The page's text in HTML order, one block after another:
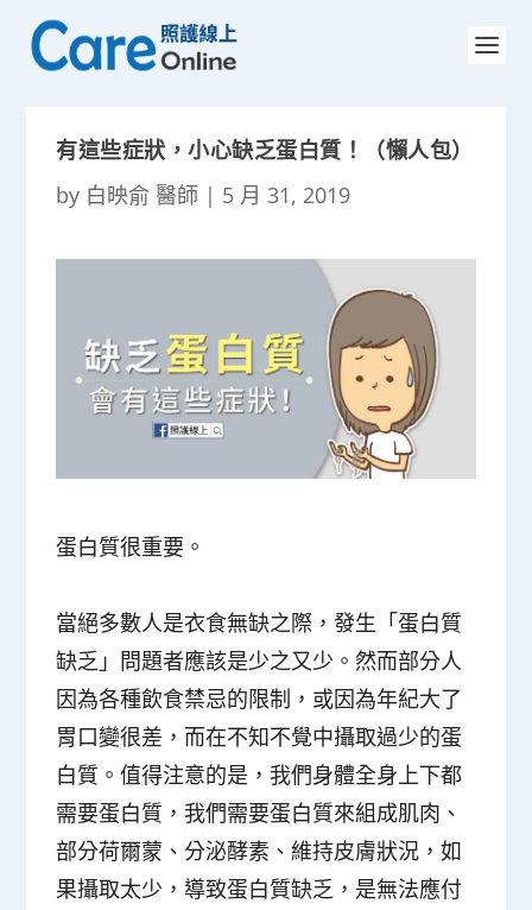
有這些症狀，小心缺乏蛋白質！（懶人包）
by 白映俞 醫師 | 5 月 31, 2019
蛋白質很重要。
當絕多數人是衣食無缺之際，發生「蛋白質
缺乏」問題者應該是少之又少。然而部分人
因為各種飲食禁忌的限制，或因為年紀大了
胃口變很差 ，而在不知不覺中攝取過少的蛋
白質。值得注意的是，我們身體全身上下都
需要蛋白質，我們需要蛋白質來組成肌肉、
部分荷爾蒙、分泌酵素、維持皮膚狀況，如
果攝取太少，導致蛋白質缺乏，是無法應付